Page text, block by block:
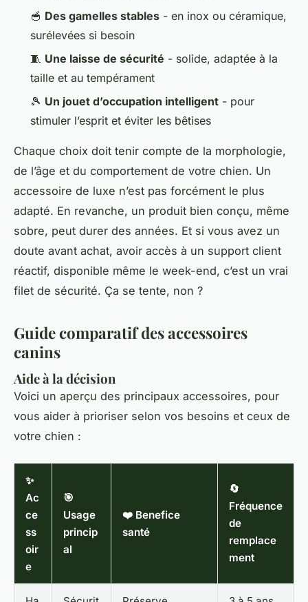
🥣 Des gamelles stables - en inox ou céramique,
surélevées si besoin
🧵 Une laisse de sécurité - solide, adaptée à la
taille et au tempérament
🎾 Un jouet d’occupation intelligent - pour
stimuler l’esprit et éviter les bêtises
Chaque choix doit tenir compte de la morphologie,
de l’âge et du comportement de votre chien. Un
accessoire de luxe n’est pas forcément le plus
adapté. En revanche, un produit bien conçu, même
sobre, peut durer des années. Et si vous avez un
doute avant achat, avoir accès à un support client
réactif, disponible même le week-end, c’est un vrai
filet de sécurité. Ça se tente, non ?
Guide comparatif des accessoires
canins
Aide à la décision
Voici un aperçu des principaux accessoires, pour
vous aider à prioriser selon vos besoins et ceux de
votre chien :
✨
Ac
ce
ss
oir
e
🎯
Usage
princip
al
❤️ Benefice
santé
🔄
Fréquence
de
remplace
ment